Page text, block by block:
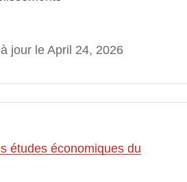
jour le April 24, 2026
études économiques du